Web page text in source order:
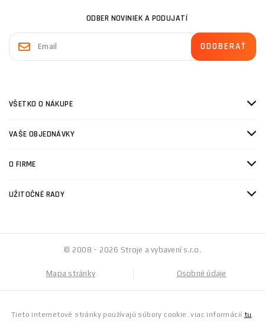
ODBER NOVINIEK A PODUJATÍ
VŠETKO O NÁKUPE
VAŠE OBJEDNÁVKY
O FIRME
UŽITOČNÉ RADY
© 2008 - 2026 Stroje a vybavení s.r.o.
Mapa stránky Osobné údaje
Tieto internetové stránky používajú súbory cookie. viac informácií tu .